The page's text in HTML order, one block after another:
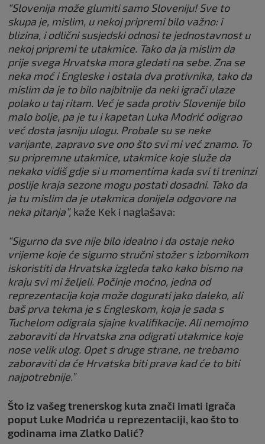
“Slovenija može glumiti samo Sloveniju! Sve to
skupa je, mislim, u nekoj pripremi bilo važno: i
blizina, i odlični susjedski odnosi te jednostavnost u
nekoj pripremi te utakmice. Tako da ja mislim da
prije svega Hrvatska mora gledati na sebe. Zna se
neka moć i Engleske i ostala dva protivnika, tako da
mislim da je to bilo najbitnije da neki igrači ulaze
polako u taj ritam. Već je sada protiv Slovenije bilo
malo bolje, pa je tu i kapetan Luka Modrić odigrao
već dosta jasniju ulogu. Probale su se neke
varijante, zapravo sve ono što svi mi već znamo. To
su pripremne utakmice, utakmice koje služe da
nekako vidiš gdje si u momentima kada svi ti treninzi
poslije kraja sezone mogu postati dosadni. Tako da
ja tu mislim da je utakmica donijela odgovore na
neka pitanja”, kaže Kek i naglašava:
“Sigurno da sve nije bilo idealno i da ostaje neko
vrijeme koje će sigurno stručni stožer s izbornikom
iskoristiti da Hrvatska izgleda tako kako bismo na
kraju svi mi željeli. Počinje moćno, jedna od
reprezentacija koja može dogurati jako daleko, ali
baš prva tekma je s Engleskom, koja je sada s
Tuchelom odigrala sjajne kvalifikacije. Ali nemojmo
zaboraviti da Hrvatska zna odigrati utakmice koje
nose velik ulog. Opet s druge strane, ne trebamo
zaboraviti da će Hrvatska biti prava kad će to biti
najpotrebnije.”
Što iz vašeg trenerskog kuta znači imati igrača
poput Luke Modrića u reprezentaciji, kao što to
godinama ima Zlatko Dalić?